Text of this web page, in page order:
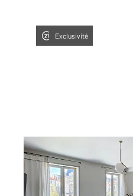
Exclusivité
CLERMONT FERRAND 63
157,71 m2, 7 pièces
Ref : 24613